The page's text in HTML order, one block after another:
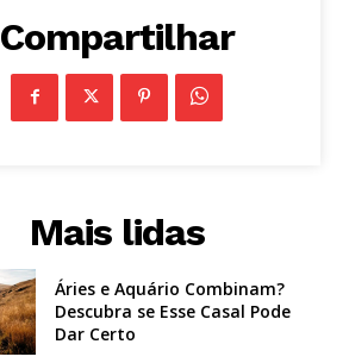
Compartilhar
Mais lidas
Áries e Aquário Combinam?
Descubra se Esse Casal Pode
Dar Certo